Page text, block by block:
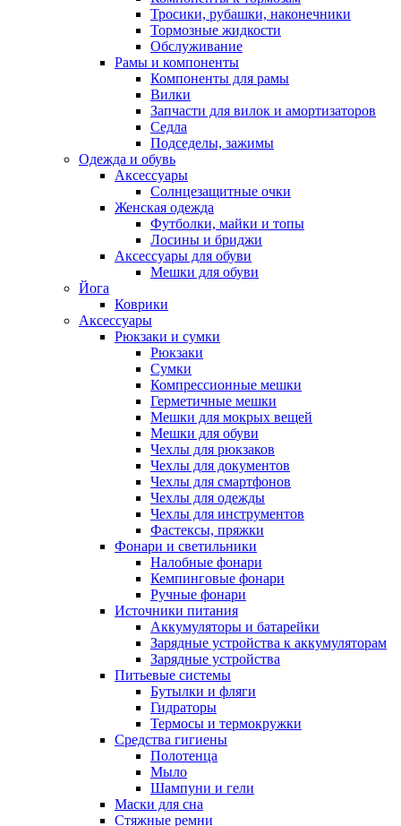
Тросики, рубашки, наконечники
Тормозные жидкости
Обслуживание
Рамы и компоненты
Компоненты для рамы
Вилки
Запчасти для вилок и амортизаторов
Седла
Подседелы, зажимы
Одежда и обувь
Аксессуары
Солнцезащитные очки
Женская одежда
Футболки, майки и топы
Лосины и бриджи
Аксессуары для обуви
Мешки для обуви
Йога
Коврики
Аксессуары
Рюкзаки и сумки
Рюкзаки
Сумки
Компрессионные мешки
Герметичные мешки
Мешки для мокрых вещей
Мешки для обуви
Чехлы для рюкзаков
Чехлы для документов
Чехлы для смартфонов
Чехлы для одежды
Чехлы для инструментов
Фастексы, пряжки
Фонари и светильники
Налобные фонари
Кемпинговые фонари
Ручные фонари
Источники питания
Аккумуляторы и батарейки
Зарядные устройства к аккумуляторам
Зарядные устройства
Питьевые системы
Бутылки и фляги
Гидраторы
Термосы и термокружки
Средства гигиены
Полотенца
Мыло
Шампуни и гели
Маски для сна
Стяжные ремни